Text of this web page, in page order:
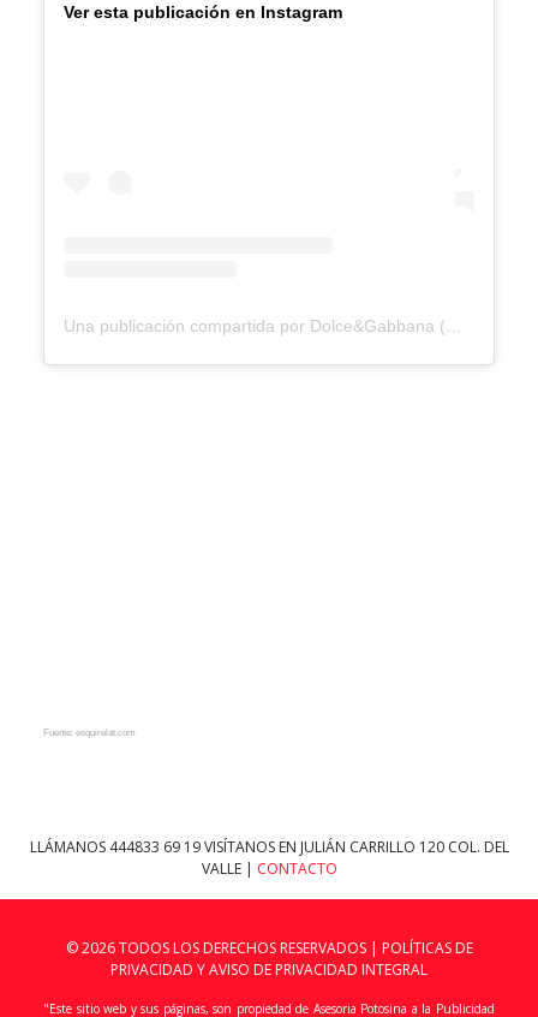
Ver esta publicación en Instagram
Una publicación compartida por Dolce&Gabbana (@dolcegabbana)
Fuente: esquirelat.com
LLÁMANOS 444833 69 19VISÍTANOS EN JULIÁN CARRILLO 120 COL. DEL
VALLE | CONTACTO
© 2026 TODOS LOS DERECHOS RESERVADOS | POLÍTICAS DE
PRIVACIDAD Y AVISO DE PRIVACIDAD INTEGRAL
"Este sitio web y sus páginas, son propiedad de Asesoria Potosina a la Publicidad